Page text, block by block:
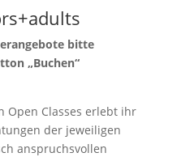
bitte
„Buchen“
Open Classes erlebt ihr
der jeweiligen
anspruchsvollen